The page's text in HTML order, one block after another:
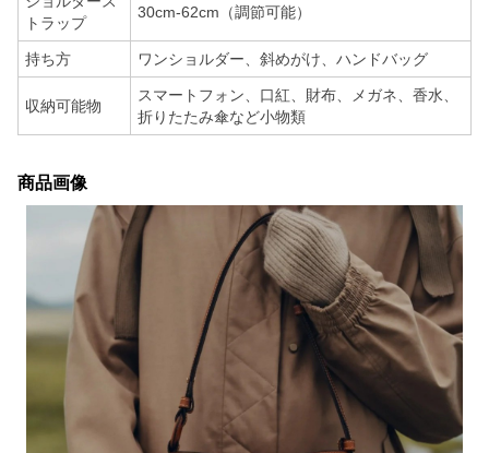
トラップ
30cm-62cm（調節可能）
持ち方 ワンショルダー、斜めがけ、ハンドバッグ
収納可能物
スマートフォン、口紅、財布、メガネ、香水、
折りたたみ傘など小物類
商品画像